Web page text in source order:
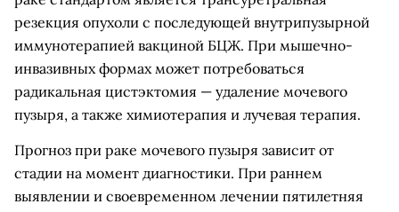
резекция опухоли с последующей внутрипузырной
иммунотерапией вакциной БЦЖ. При мышечно-
инвазивных формах может потребоваться
радикальная цистэктомия — удаление мочевого
пузыря, а также химиотерапия и лучевая терапия.
Прогноз при раке мочевого пузыря зависит от
стадии на момент диагностики. При раннем
выявлении и своевременном лечении пятилетняя